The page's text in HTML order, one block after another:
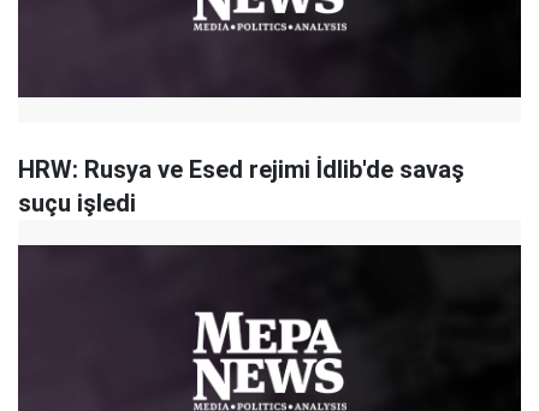
HRW: Rusya ve Esed rejimi İdlib'de savaş
suçu işledi